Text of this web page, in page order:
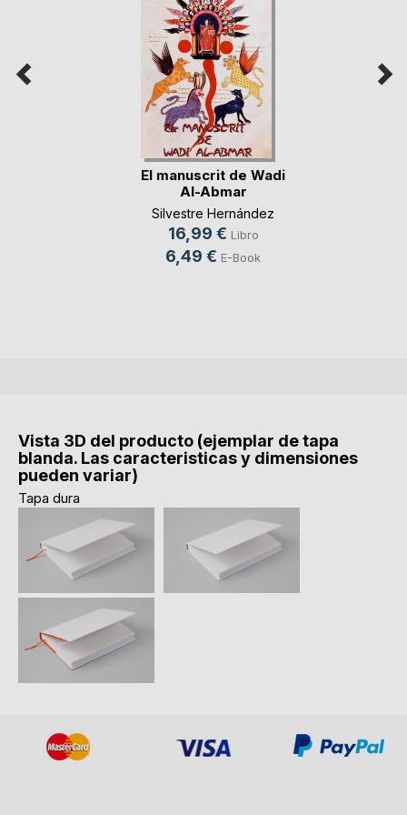
El manuscrit de Wadi
Al-Abmar
Silvestre Hernández
16,99 € Libro
6,49 € E-Book
Vista 3D del producto (ejemplar de tapa
blanda. Las caracteristicas y dimensiones
pueden variar)
Tapa dura